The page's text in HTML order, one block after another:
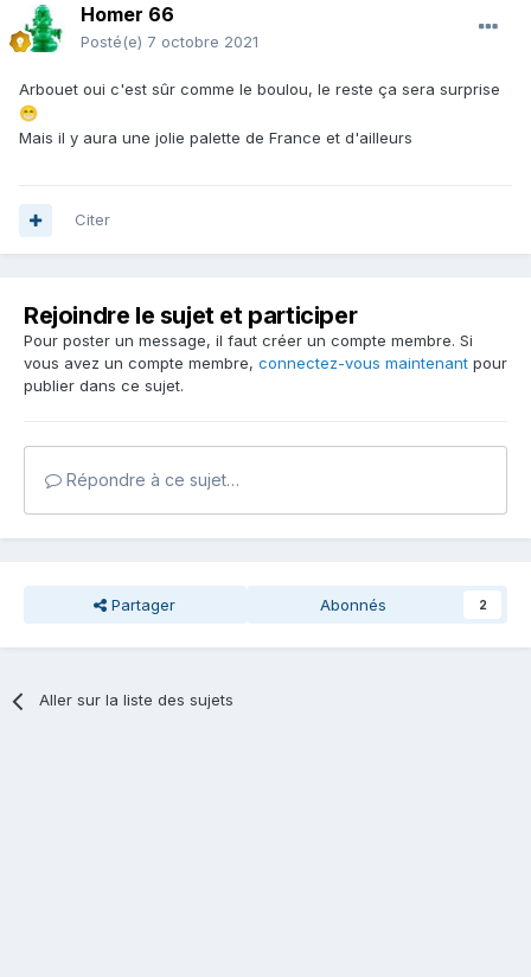
Homer 66
Posté(e) 7 octobre 2021
Arbouet oui c'est sûr comme le boulou, le reste ça sera surprise
😁
Mais il y aura une jolie palette de France et d'ailleurs
Citer
Rejoindre le sujet et participer
Pour poster un message, il faut créer un compte membre. Si
vous avez un compte membre, connectez-vous maintenant pour
publier dans ce sujet.
Répondre à ce sujet…
Partager Abonnés 2
Aller sur la liste des sujets